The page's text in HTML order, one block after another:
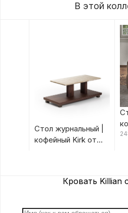
В этой
Стол журнальный |
кофейный Kirk от
Кровать Killian